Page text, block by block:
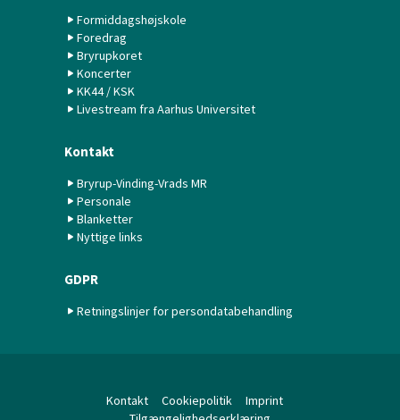
Formiddagshøjskole
Foredrag
Bryrupkoret
Koncerter
KK44 / KSK
Livestream fra Aarhus Universitet
Kontakt
Bryrup-Vinding-Vrads MR
Personale
Blanketter
Nyttige links
GDPR
Retningslinjer for persondatabehandling
Kontakt Cookiepolitik
Imprint